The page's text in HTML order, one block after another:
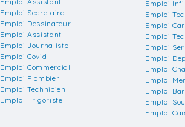
Emploi Secretaire
Emploi Dessinateur
Emploi Assistant
Emploi Journaliste
Emploi Covid
Emploi Commercial
Emploi Plombier
Emploi Technicien
Emploi Frigoriste
Emploi
Emploi
Emploi
Emploi
Emploi
Emploi
Emploi
Emploi
Emploi
Emploi
Emploi